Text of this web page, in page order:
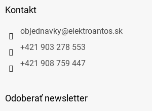
Kontakt
objednavky@elektroantos.sk
+421 903 278 553
+421 908 759 447
Odoberať newsletter